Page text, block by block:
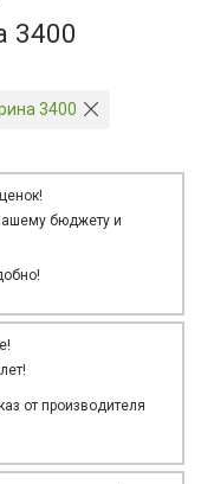
3400
3400
бюджету и
от производителя